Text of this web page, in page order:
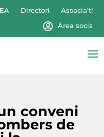
Directori
Associa’t!
Àrea socis
conveni
de